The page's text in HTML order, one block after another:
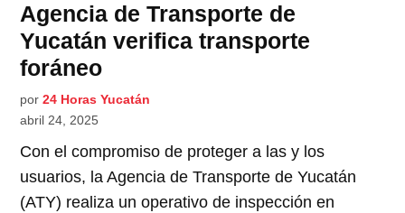
Agencia de Transporte de
Yucatán verifica transporte
foráneo
por 24 Horas Yucatán
abril 24, 2025
Con el compromiso de proteger a las y los
usuarios, la Agencia de Transporte de Yucatán
(ATY) realiza un operativo de inspección en